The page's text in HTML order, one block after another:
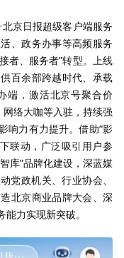
京日报超级客户端服务
、政务办事等高频服务
者、服务者”转型。上线
百余部跨越时代、承载
端，激活北京号聚合价
络大咖等入驻，持续强
响力有力提升。借助“影
联动，广泛吸引用户参
库”品牌化建设，深蓝媒
党政机关、行业协会、
北京商业品牌大会、深
力实现新突破。